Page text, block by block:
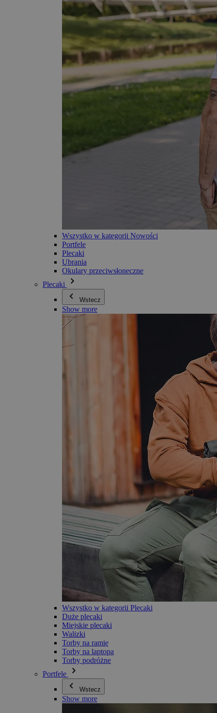
Wszystko w kategorii Nowości
Portfele
Plecaki
Ubrania
Okulary przeciwsłoneczne
Plecaki
Wstecz
Show more
Wszystko w kategorii Plecaki
Duże plecaki
Miejskie plecaki
Walizki
Torby na ramię
Torby na laptopa
Torby podróżne
Portfele
Wstecz
Show more